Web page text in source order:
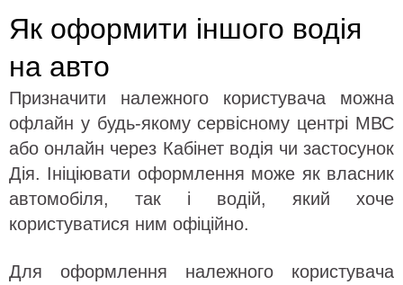
Як оформити іншого водія
на авто
Призначити належного користувача можна
офлайн у будь-якому сервісному центрі МВС
або онлайн через Кабінет водія чи застосунок
Дія. Ініціювати оформлення може як власник
автомобіля, так і водій, який хоче
користуватися ним офіційно.
Для оформлення належного користувача